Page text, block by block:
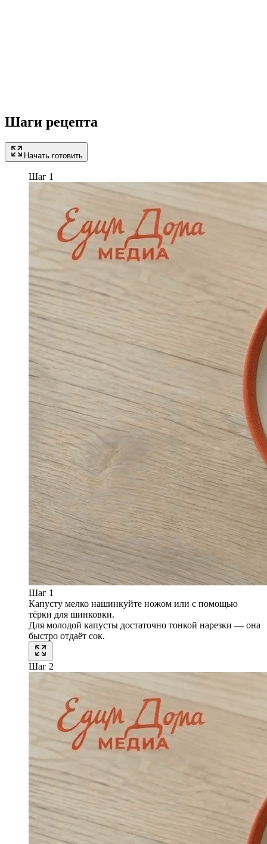
Шаги рецепта
Начать готовить
Шаг 1
Шаг 1
Капусту мелко нашинкуйте ножом или с помощью
тёрки для шинковки.
Для молодой капусты достаточно тонкой нарезки — она
быстро отдаёт сок.
Шаг 2